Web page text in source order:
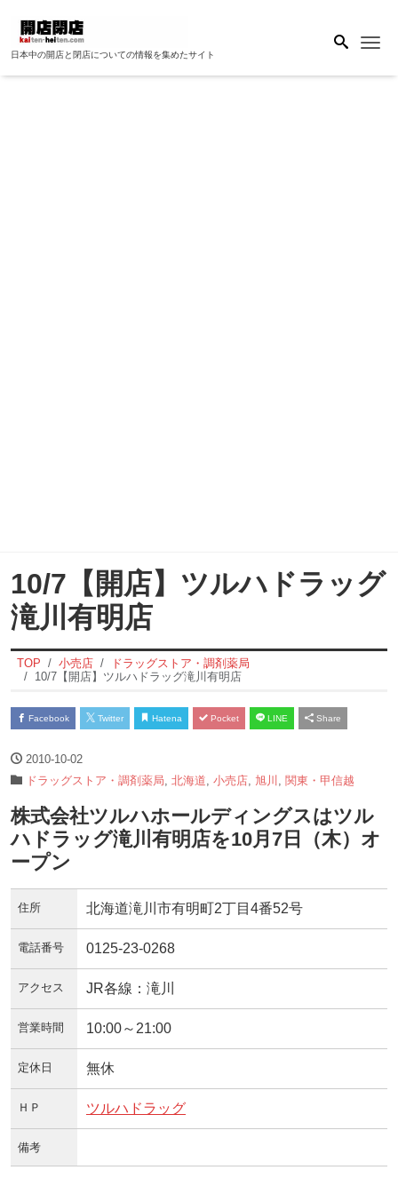
日本中の開店と閉店についての情報を集めたサイト
10/7【開店】ツルハドラッグ
滝川有明店
TOP 小売店
ドラッグストア・調剤薬局
10/7【開店】ツルハドラッグ滝川有明店
Facebook Twitter Hatena Pocket LINE Share
2010-10-02
ドラッグストア・調剤薬局 北海道 小売店 旭川 関東・甲信越
株式会社ツルハホールディングスはツル
ハドラッグ滝川有明店を10月7日（木）オ
ープン
住所 北海道滝川市有明町2丁目4番52号
電話番号 0125-23-0268
アクセス JR各線：滝川
営業時間 10:00～21:00
定休日 無休
ＨＰ ツルハドラッグ
備考